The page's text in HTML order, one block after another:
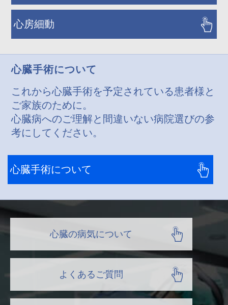
心房細動
心臓手術について
これから心臓手術を予定されている患者様と
ご家族のために。
心臓病へのご理解と間違いない病院選びの参
考にしてください。
心臓手術について
心臓の病気について
よくあるご質問